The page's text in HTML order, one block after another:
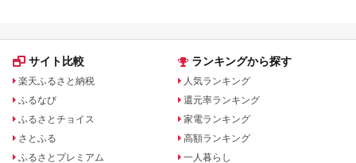
サイト比較
楽天ふるさと納税
ふるなび
ふるさとチョイス
さとふる
ふるさとプレミアム
ランキングから探す
人気ランキング
還元率ランキング
家電ランキング
高額ランキング
一人暮らし